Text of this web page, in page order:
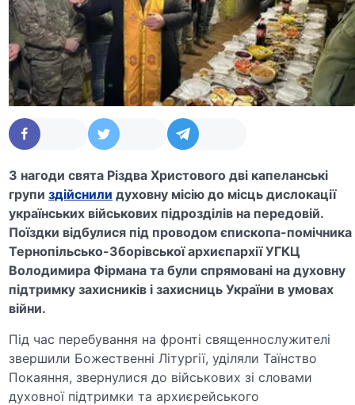
З нагоди свята Різдва Христового дві капеланські
групиздійснили духовну місію до місць дислокації
українських військових підрозділів на передовій.
Поїздки відбулися під проводом єпископа-помічника
Тернопільсько-Зборівської архиєпархії УГКЦ
Володимира Фірмана та були спрямовані на духовну
підтримку захисників і захисниць України в умовах
війни.
Під час перебування на фронті священнослужителі
звершили Божественні Літургії, уділяли Таїнство
Покаяння, звернулися до військових зі словами
духовної підтримки та архиєрейського